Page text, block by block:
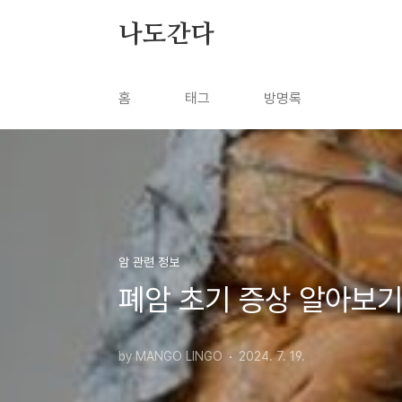
나도간다
홈 태그 방명록
암 관련 정보
폐암 초기 증상 알아보기
by MANGO LINGO 2024. 7. 19.